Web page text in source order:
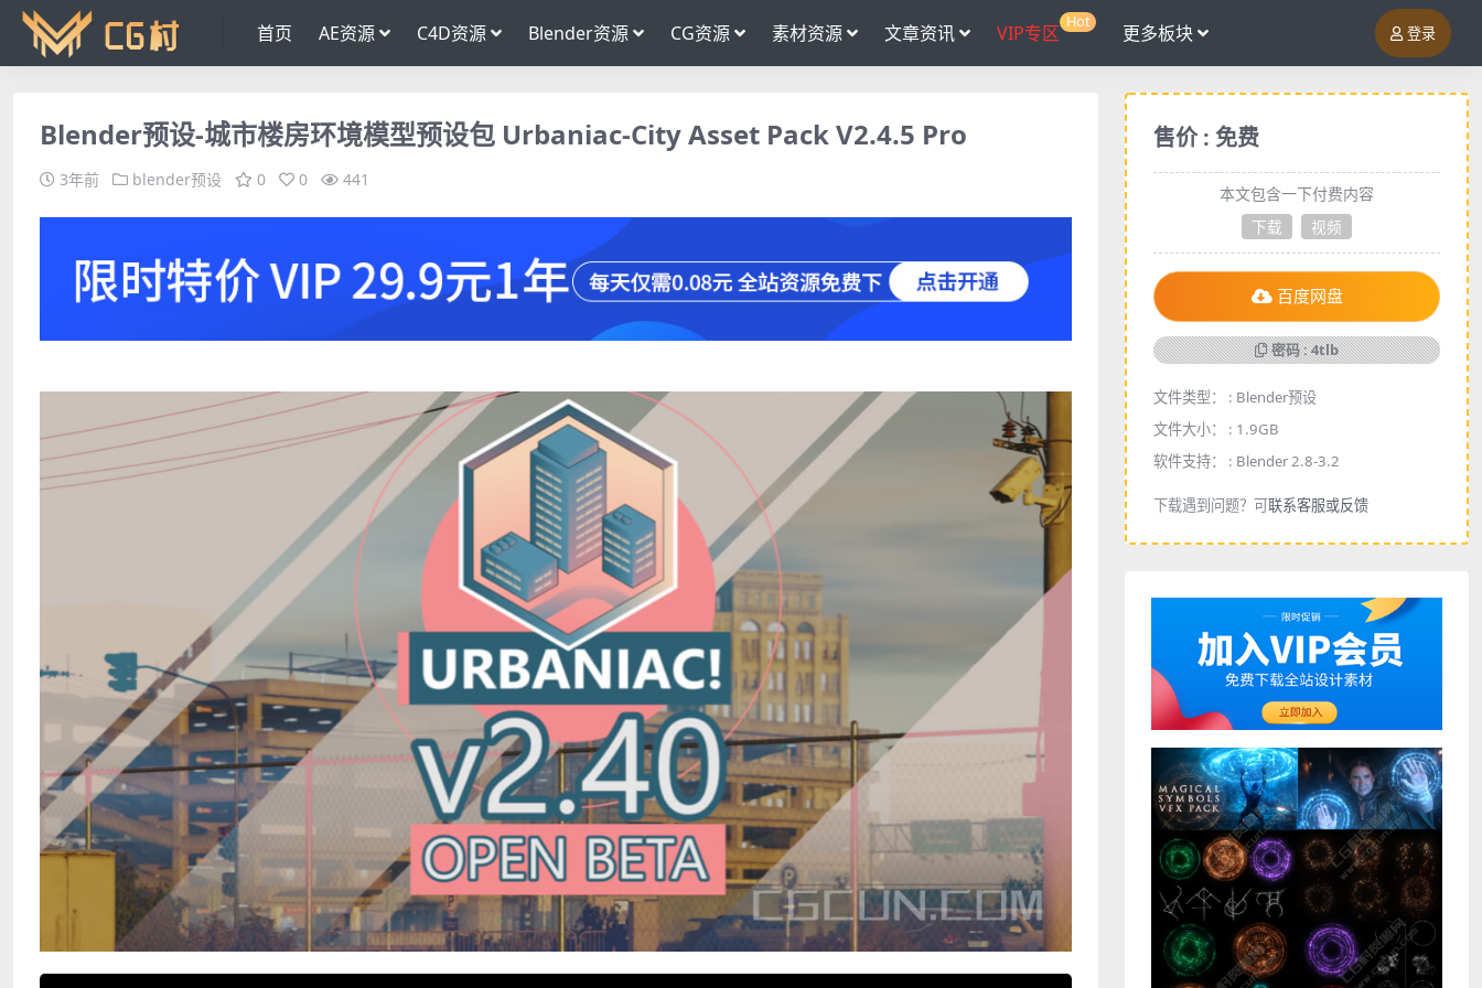
首页 AE资源 C4D资源 Blender资源 CG资源 素材资源 文章资讯 VIP专区 Hot 更多板块 登录
Blender预设-城市楼房环境模型预设包 Urbaniac-City Asset Pack V2.4.5 Pro
3年前 blender预设 0 0 441
售价 : 免费
本文包含一下付费内容
下载
视频
百度网盘
密码 : 4tlb
文件类型： : Blender预设
文件大小： : 1.9GB
软件支持： : Blender 2.8-3.2
下载遇到问题？可联系客服或反馈